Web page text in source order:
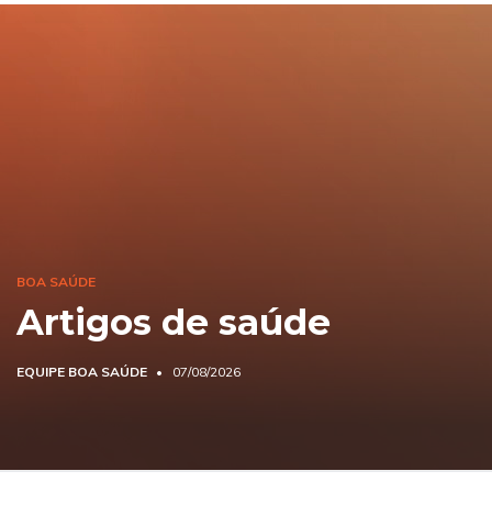
BOA SAÚDE
Artigos de saúde
EQUIPE BOA SAÚDE 07/08/2026